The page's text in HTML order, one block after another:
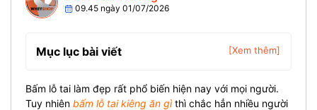
09.45 ngày 01/07/2026
Mục lục bài viết [Xem thêm]
Bấm lỗ tai làm đẹp rất phổ biến hiện nay với mọi người.
Tuy nhiên bấm lỗ tai kiêng ăn gì thì chắc hẳn nhiều người